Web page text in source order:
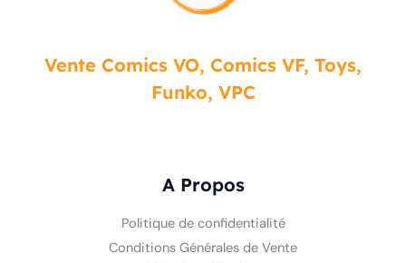
Vente Comics VO, Comics VF, Toys,
Funko, VPC
A Propos
Politique de confidentialité
Conditions Générales de Vente